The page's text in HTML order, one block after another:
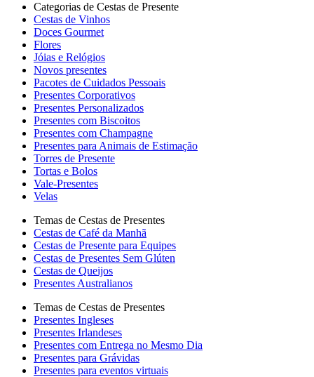
Categorias de Cestas de Presente
Cestas de Vinhos
Doces Gourmet
Flores
Jóias e Relógios
Novos presentes
Pacotes de Cuidados Pessoais
Presentes Corporativos
Presentes Personalizados
Presentes com Biscoitos
Presentes com Champagne
Presentes para Animais de Estimação
Torres de Presente
Tortas e Bolos
Vale-Presentes
Velas
Temas de Cestas de Presentes
Cestas de Café da Manhã
Cestas de Presente para Equipes
Cestas de Presentes Sem Glúten
Cestas de Queijos
Presentes Australianos
Temas de Cestas de Presentes
Presentes Ingleses
Presentes Irlandeses
Presentes com Entrega no Mesmo Dia
Presentes para Grávidas
Presentes para eventos virtuais